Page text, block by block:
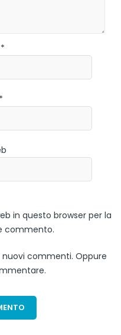
in questo browser per la
commento.
nuovi commenti. Oppure